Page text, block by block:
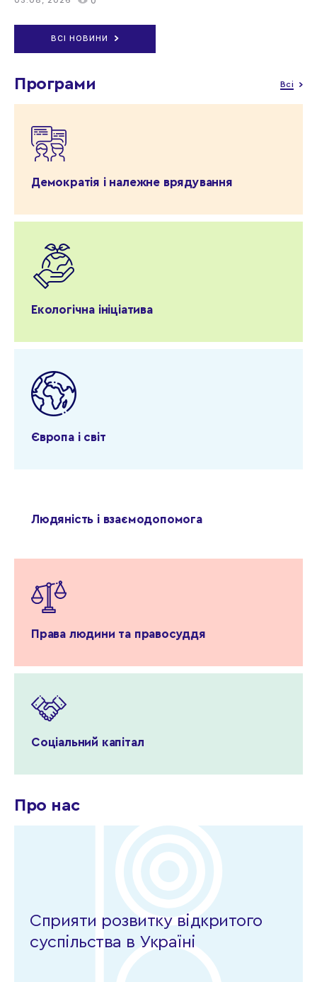
ВСІ НОВИНИ
Програми Всі
Демократія і належне врядування
Екологічна ініціатива
Європа і світ
Людяність і взаємодопомога
Права людини та правосуддя
Соціальний капітал
Про нас
Сприяти розвитку відкритого
суспільства в Україні